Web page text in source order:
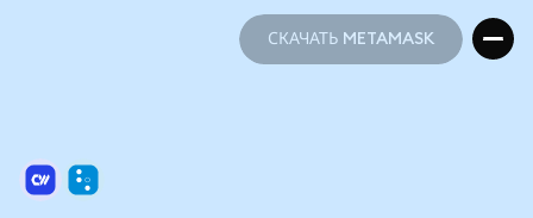
СКАЧАТЬ METAMASK